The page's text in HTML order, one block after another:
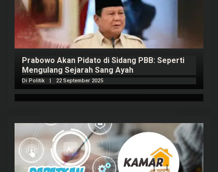
Prabowo Akan Pidato di Sidang PBB: Seperti
Mengulang Sejarah Sang Ayah
Di Politik 22 September 2025